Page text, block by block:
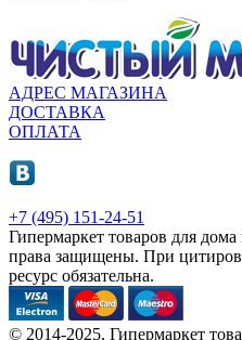
АДРЕС МАГАЗИНА
ДОСТАВКА
ОПЛАТА
+7 (495) 151-24-51
Гипермаркет товаров для
права защищены. При
ресурс обязательна.
© 2014-2025, Гипермаркет